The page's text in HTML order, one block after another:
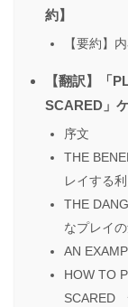
約】
【要約】
【翻訳】「
SCARED」
序文
THE
レイする
THE
なプレイ
AN
HOW TO
SCARED